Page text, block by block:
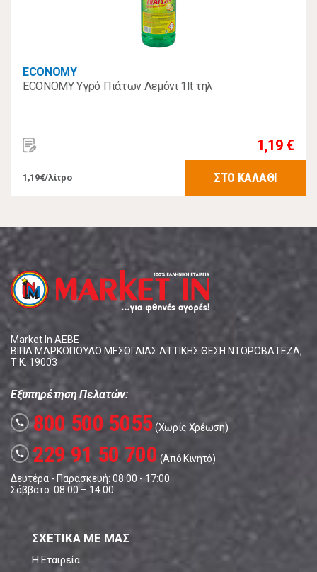
ECONOMY
ECONOMY Υγρό Πιάτων Λεμόνι 1lt τηλ
1,19 €
1,19€/λίτρο ΣΤΟ ΚΑΛΑΘΙ
Market In ΑΕΒΕ
ΒΙΠΑ ΜΑΡΚΟΠΟΥΛΟ ΜΕΣΟΓΑΙΑΣ ΑΤΤΙΚΗΣ ΘΕΣΗ ΝΤΟΡΟΒΑΤΕΖΑ,
Τ.Κ. 19003
Εξυπηρέτηση Πελατών:
call 800 500 5055(Χωρίς Χρέωση)
call 229 91 50 700 (Από Κινητό)
Δευτέρα - Παρασκευή: 08:00 - 17:00
Σάββατο: 08:00 – 14:00
ΣΧΕΤΙΚΑ ΜΕ ΜΑΣ
Η Εταιρεία